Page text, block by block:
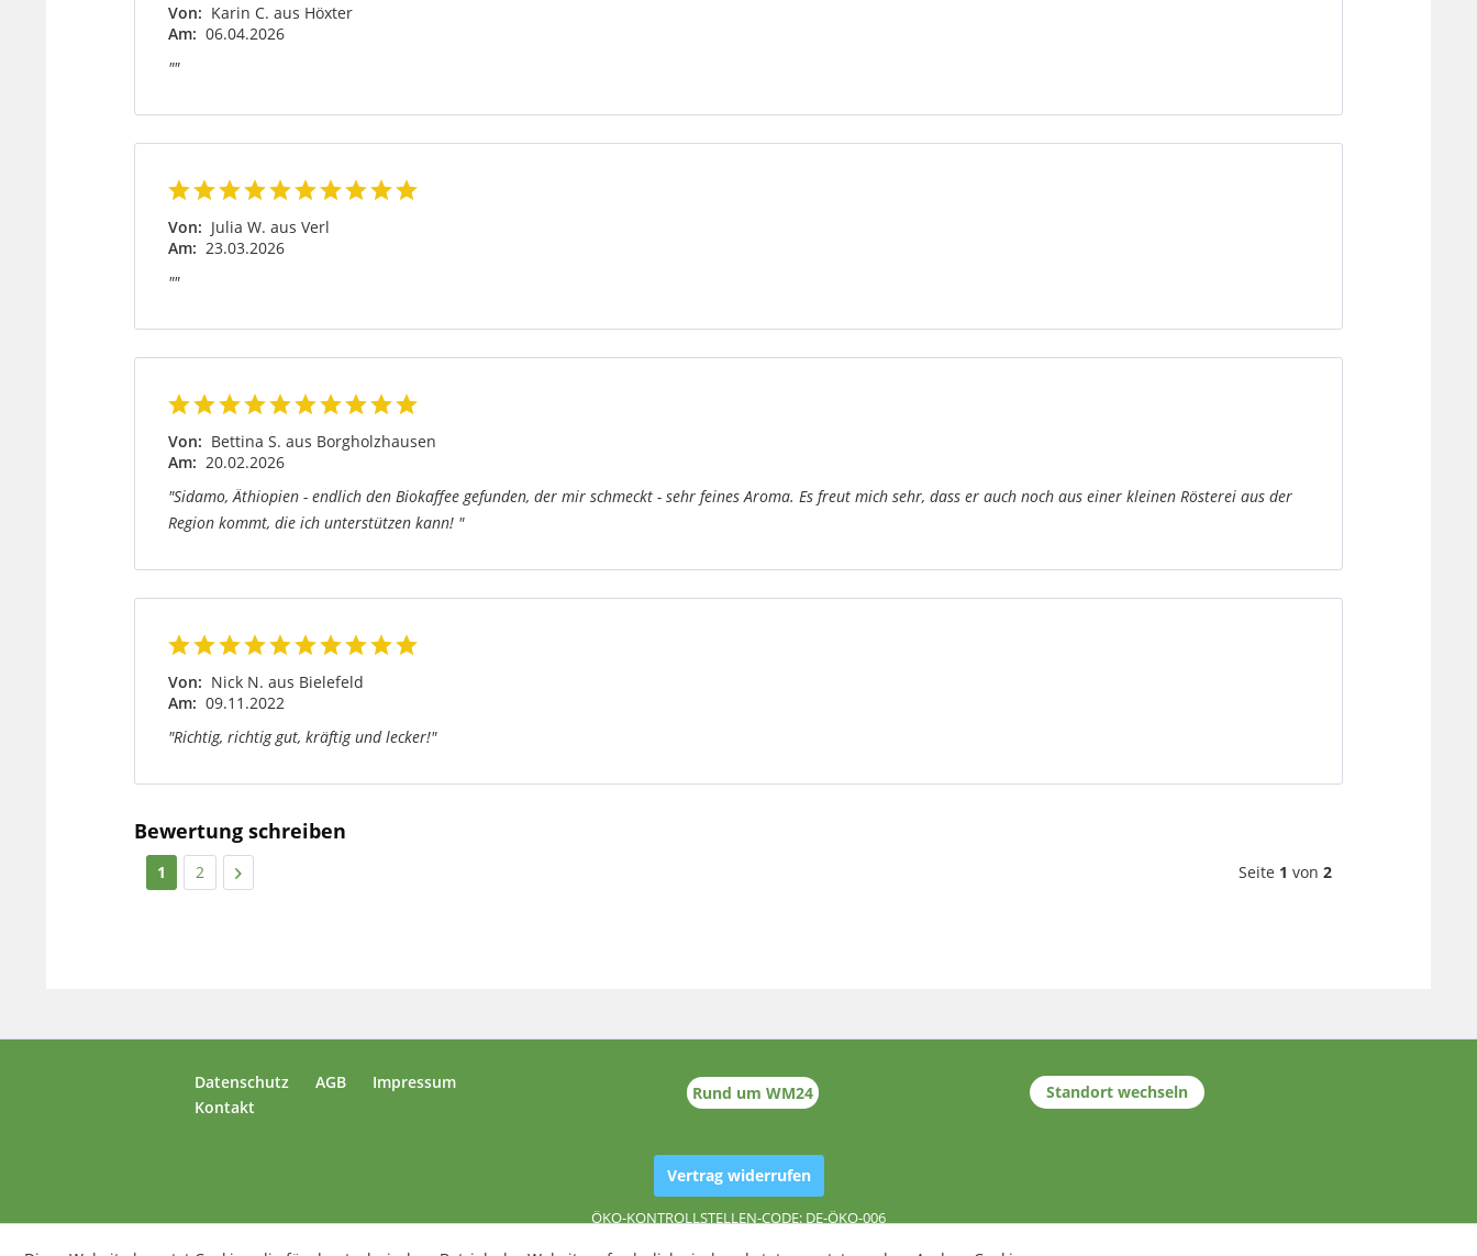
Von: Karin C. aus Höxter
Am: 06.04.2026
""
Von: Julia W. aus Verl
Am: 23.03.2026
""
Von: Bettina S. aus Borgholzhausen
Am: 20.02.2026
"Sidamo, Äthiopien - endlich den Biokaffee gefunden, der mir schmeckt - sehr feines Aroma. Es freut mich sehr, dass er auch noch aus einer kleinen Rösterei aus der
Region kommt, die ich unterstützen kann! "
Von: Nick N. aus Bielefeld
Am: 09.11.2022
"Richtig, richtig gut, kräftig und lecker!"
Bewertung schreiben
1 2 Seite 1 von 2
Datenschutz AGB
Impressum
Kontakt
Rund um WM24 Standort wechseln
Vertrag widerrufen
ÖKO-KONTROLLSTELLEN-CODE: DE-ÖKO-006